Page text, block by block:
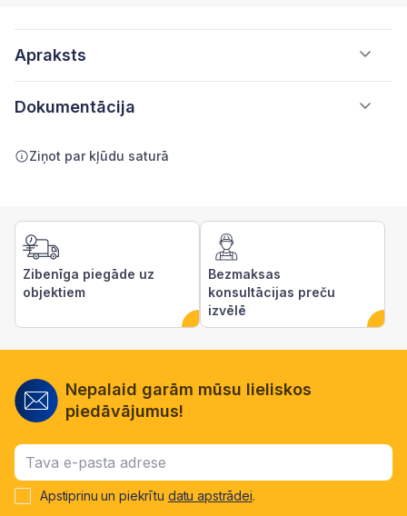
Apraksts
Dokumentācija
Ziņot par kļūdu saturā
Zibenīga piegāde uz
objektiem
Bezmaksas
konsultācijas preču
izvēlē
Nepalaid garām mūsu lieliskos
piedāvājumus!
Apstiprinu un piekrītu datu apstrādei.